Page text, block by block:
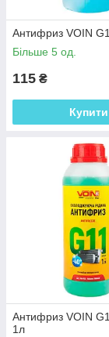
Антифриз VOIN
Більше 5 од.
115 ₴
Купити
Антифриз VOIN
1л